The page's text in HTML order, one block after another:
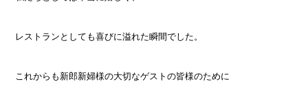
レストランとしても喜びに溢れた瞬間でした。
これからも新郎新婦様の大切なゲストの皆様のために